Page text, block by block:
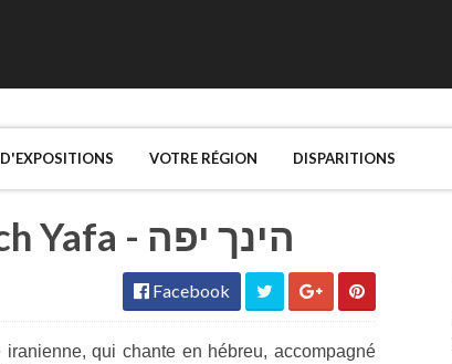
VOTRE RÉGION DISPARITIONS
Light in Babylon - Hinech Yafa - הינך יפה
Facebook
qui chante en hébreu, accompagné